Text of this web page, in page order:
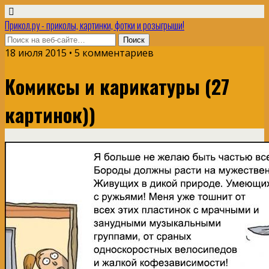
Прикол.ру - приколы, картинки, фотки и розыгрыши!
18 июля 2015 • 5 комментариев
Комиксы и карикатуры (27
картинок))